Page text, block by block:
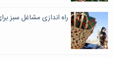
راه اندازی مشاغل سبز